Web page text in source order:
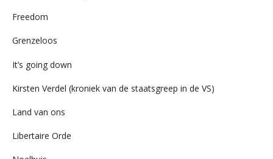
Freedom
Grenzeloos
It’s going down
Kirsten Verdel (kroniek van de staatsgreep in de VS)
Land van ons
Libertaire Orde